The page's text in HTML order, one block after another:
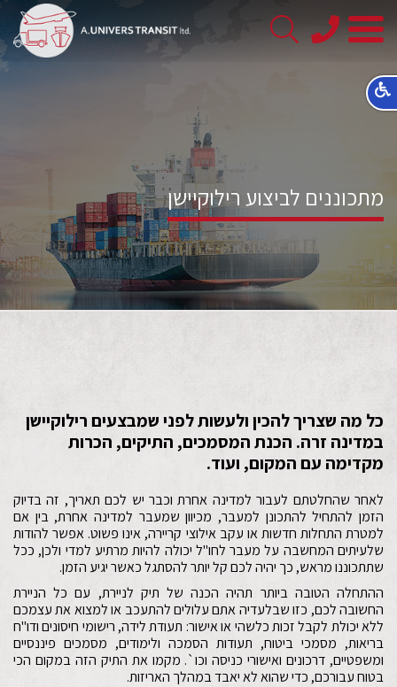
08-
8563145
מתכוננים לביצוע רילוקיישן
כל מה שצריך להכין ולעשות לפני שמבצעים רילוקיישן
במדינה זרה. הכנת המסמכים, התיקים, הכרות
מקדימה עם המקום, ועוד.
לאחר שהחלטתם לעבור למדינה אחרת וכבר יש לכם תאריך, זה בדיוק
הזמן להתחיל להתכונן למעבר, מכיוון שמעבר למדינה אחרת, בין אם
למטרת התחלות חדשות או עקב אילוצי קריירה, אינו פשוט. אפשר להודות
שלעיתים המחשבה על מעבר לחו"ל יכולה להיות מרתיע למדי ולכן, ככל
שתתכוננו מראש, כך יהיה לכם קל יותר להסתגל כאשר יגיע הזמן.
ההתחלה הטובה ביותר תהיה הכנה של תיק לניירת, עם כל הניירת
החשובה לכם, כזו שבלעדיה אתם עלולים להתעכב או למצוא את עצמכם
ללא יכולת לקבל זכות כלשהי או אישור: תעודת לידה, רישומי חיסונים ודו"ח
בריאות, מסמכי ביטוח, תעודות הסמכה ולימודים, מסמכים פיננסיים
ומשפטיים, דרכונים ואישורי כניסה וכו`. מקמו את התיק הזה במקום הכי
בטוח עבורכם, כדי שהוא לא יאבד במהלך האריזות.